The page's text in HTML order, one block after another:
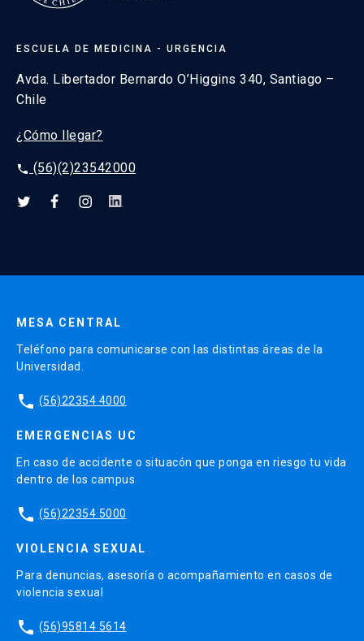
ESCUELA DE MEDICINA - URGENCIA
Avda. Libertador Bernardo O’Higgins 340, Santiago –
Chile
¿Cómo llegar?
phone (56)(2)23542000
MESA CENTRAL
Teléfono para comunicarse con las distintas áreas de la
Universidad.
phone (56)22354 4000
EMERGENCIAS UC
En caso de accidente o situacón que ponga en riesgo tu vida
dentro de los campus
phone (56)22354 5000
VIOLENCIA SEXUAL
Para denuncias, asesoría o acompañamiento en casos de
violencia sexual
phone (56)95814 5614